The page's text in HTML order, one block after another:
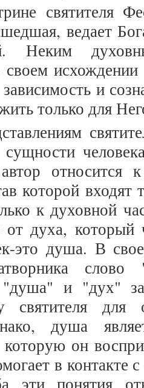
святителя
ведает
Неким
своем
и
только для
относится
которой
к духовной
от духа, который
это душа. В
"душа" и "дух"
святителя для
душа
он
в контакте